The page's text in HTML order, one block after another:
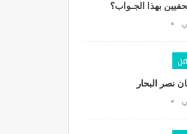
بهذا الجـواب؟
نصر البحار